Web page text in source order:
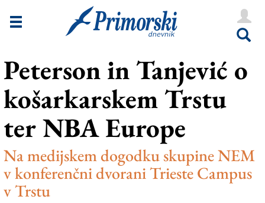
Novice
Goriška
Kultura
Še
Vreme
V Kioskih
Peterson in Tanjević o
košarkarskem Trstu
ter NBA Europe
Na medijskem dogodku skupine NEM
v konferenčni dvorani Trieste Campus
v Trstu